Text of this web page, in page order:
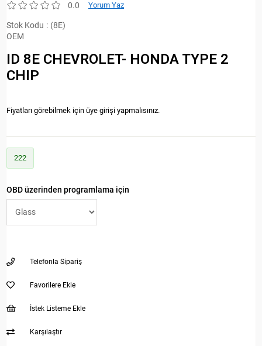
0.0 Yorum Yaz
Stok Kodu
(8E)
OEM
ID 8E CHEVROLET- HONDA TYPE 2
CHIP
Fiyatları görebilmek için üye girişi yapmalısınız.
222
OBD üzerinden programlama için
Telefonla Sipariş
Favorilere Ekle
İstek Listeme Ekle
Karşılaştır